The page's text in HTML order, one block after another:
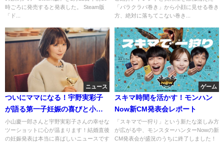
時ごろに発売すると発表した。 Steam版
「ド...
「バラクラバ巻き」から小顔に見せる巻き
方、絶対に落ちてこない巻き...
ニュース
ついにママになる！宇野実彩子
が語る第一子妊娠の喜びと小山
慶一郎とのハワイ旅行
小山慶一郎さんと宇野実彩子さんの幸せな
ツーショットに心が温まります！結婚直後
の妊娠発表は本当に喜ばしいニュースです
ゲーム
スキマ時間を活かす！モンハン
Now新CM発表会レポート
「スキマで一狩り」という新たな楽しみ方
が広がる中、モンスターハンターNowの新
CM発表会が盛況のうちに終了しました！